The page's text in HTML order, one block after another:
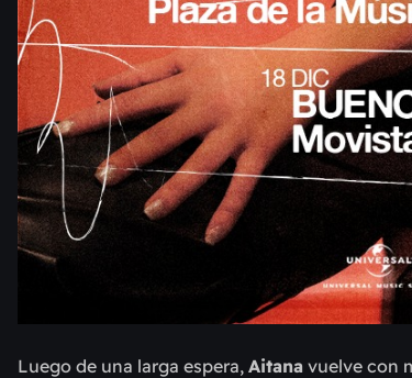
Luego de una larga espera, Aitana vuelve con